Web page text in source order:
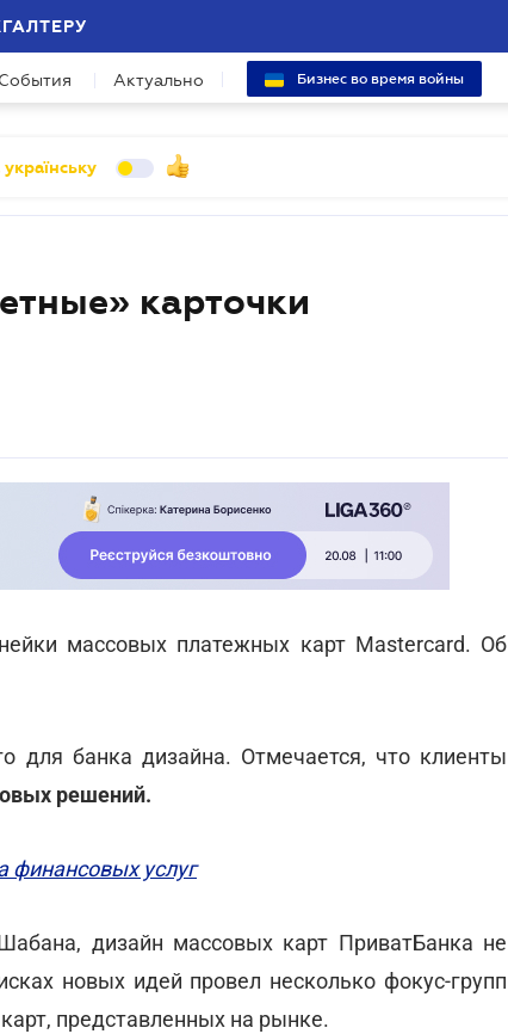
События Актуально Бизнес во время войны
карточки
массовых платежных карт Mastercard. Об
для банка дизайна. Отмечается, что клиенты
решений.
финансовых услуг
дизайн массовых карт ПриватБанка не
новых идей провел несколько фокус-групп
представленных на рынке.